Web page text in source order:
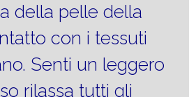
della pelle della
con i tessuti
Senti un leggero
rilassa tutti gli